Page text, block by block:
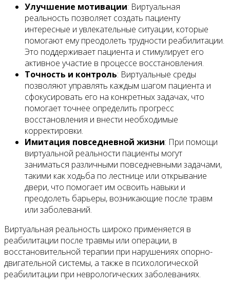
Улучшение мотивации: Виртуальная
реальность позволяет создать пациенту
интересные и увлекательные ситуации, которые
помогают ему преодолеть трудности реабилитации.
Это поддерживает пациента и стимулирует его
активное участие в процессе восстановления.
Точность и контроль: Виртуальные среды
позволяют управлять каждым шагом пациента и
сфокусировать его на конкретных задачах, что
помогает точнее определить прогресс
восстановления и внести необходимые
корректировки.
Имитация повседневной жизни: При помощи
виртуальной реальности пациенты могут
заниматься различными повседневными задачами,
такими как ходьба по лестнице или открывание
двери, что помогает им освоить навыки и
преодолеть барьеры, возникающие после травм
или заболеваний.
Виртуальная реальность широко применяется в
реабилитации после травмы или операции, в
восстановительной терапии при нарушениях опорно-
двигательной системы, а также в психологической
реабилитации при неврологических заболеваниях.